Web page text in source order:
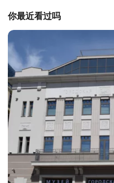
你最近看过吗